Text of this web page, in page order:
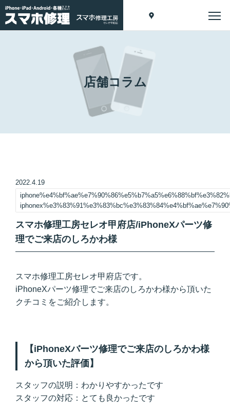
店舗コラム
2022.4.19
スマホ修理工房セレオ甲府店/iPhoneXパーツ修
理でご来店のしろかわ様
スマホ修理工房セレオ甲府店です。
iPhoneXパーツ修理でご来店のしろかわ様から頂いた
クチコミをご紹介します。
【iPhoneXバーツ修理でご来店のしろかわ様
から頂いた評価】
スタッフの説明：わかりやすかったです
スタッフの対応：とても良かったです